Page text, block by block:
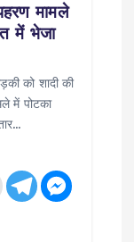
मामले
में भेजा
को शादी की
में पोटका